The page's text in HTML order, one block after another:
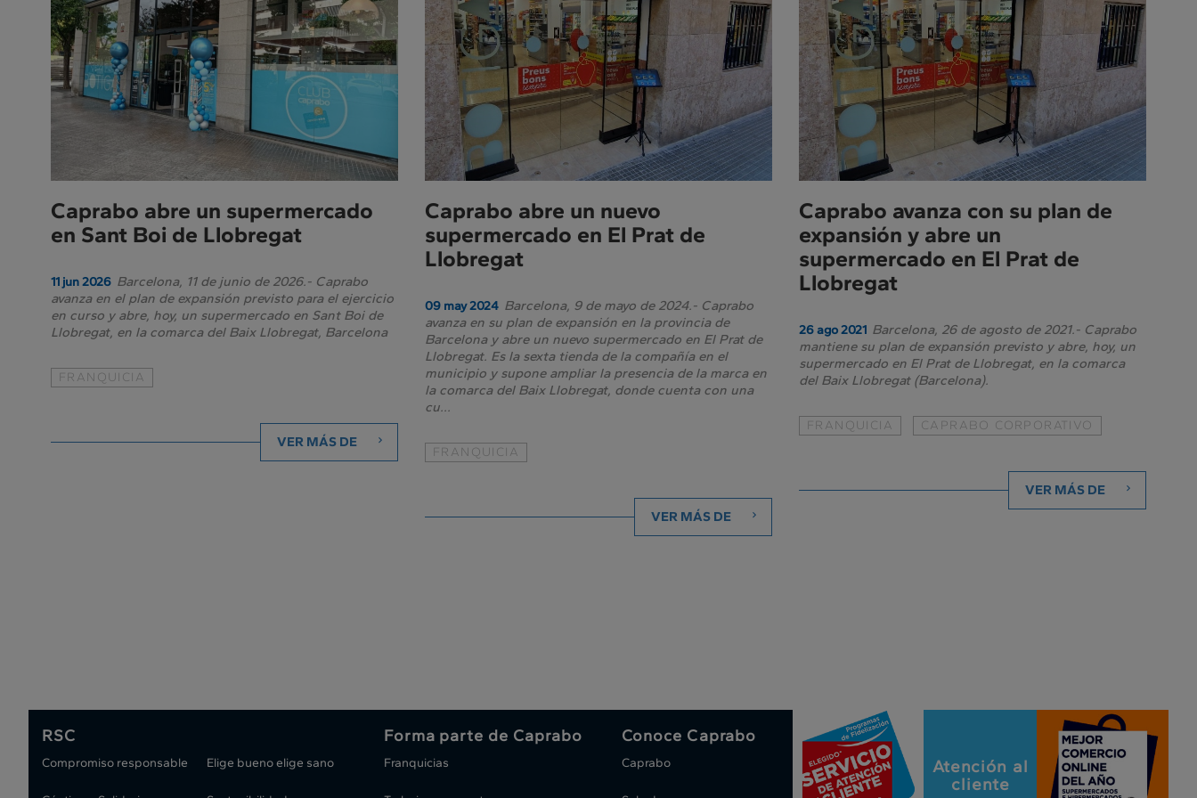
Prensa
Caprabo abre un supermercado
en Sant Boi de Llobregat
11 jun 2026 Barcelona, 11 de junio de 2026.- Caprabo
avanza en el plan de expansión previsto para el ejercicio
en curso y abre, hoy, un supermercado en Sant Boi de
Llobregat, en la comarca del Baix Llobregat, Barcelona
FRANQUICIA
VER MÁS DE
Prensa
Caprabo abre un nuevo
supermercado en El Prat de
Llobregat
09 may 2024 Barcelona, 9 de mayo de 2024.- Caprabo
avanza en su plan de expansión en la provincia de
Barcelona y abre un nuevo supermercado en El Prat de
Llobregat. Es la sexta tienda de la compañía en el
municipio y supone ampliar la presencia de la marca en
la comarca del Baix Llobregat, donde cuenta con una
cu...
FRANQUICIA
VER MÁS DE
Prensa
Caprabo avanza con su plan de
expansión y abre un
supermercado en El Prat de
Llobregat
26 ago 2021 Barcelona, 26 de agosto de 2021.- Caprabo
mantiene su plan de expansión previsto y abre, hoy, un
supermercado en El Prat de Llobregat, en la comarca
del Baix Llobregat (Barcelona).
FRANQUICIA CAPRABO CORPORATIVO
VER MÁS DE
RSC
Compromiso responsable Elige bueno elige sano
Forma parte de Caprabo
Franquicias
Conoce Caprabo
Caprabo
Atención al
cliente